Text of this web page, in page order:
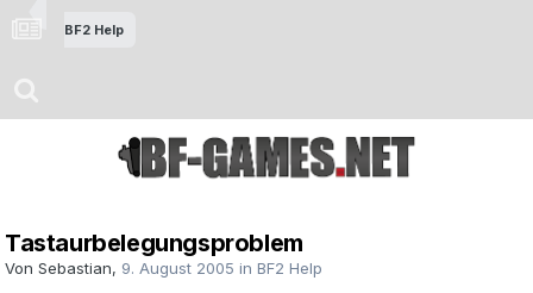
BF2 Help
Tastaurbelegungsproblem
Von Sebastian, 9. August 2005 in BF2 Help